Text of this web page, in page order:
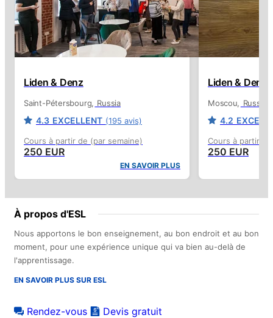
Liden & Denz
Saint-Pétersbourg Russia
4.3 EXCELLENT (195 avis)
Cours à partir de (par semaine)
250 EUR
EN SAVOIR PLUS
Liden & Denz
Moscou Russia
4.2
Cours à partir
250 EUR
À propos d'ESL
Nous apportons le bon enseignement, au bon endroit et au bon
moment, pour une expérience unique qui va bien au-delà de
l'apprentissage.
EN SAVOIR PLUS SUR ESL
Rendez-vous Devis gratuit